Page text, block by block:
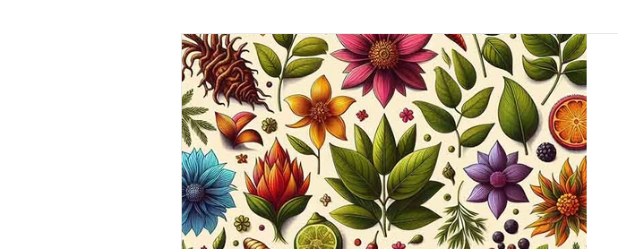
MEDICINA MINIMALISTA PRODUTOS SELECIONADOS
Mistérios Médicos Mentalidade Saúde Especiarias